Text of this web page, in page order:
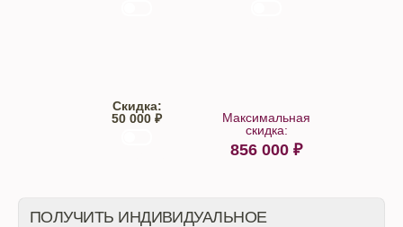
Скидка:
50 000 ₽
Максимальная
скидка:
856 000 ₽
ПОЛУЧИТЬ ИНДИВИДУАЛЬНОЕ